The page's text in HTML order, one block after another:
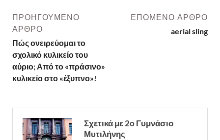
ΠΡΟΗΓΟΎΜΕΝΟ
ΆΡΘΡΟ
Πώς ονειρεύομαι το
σχολικό κυλικείο του
αύριο; Από το «πράσινο»
κυλικείο στο «έξυπνο»!
ΕΠΌΜΕΝΟ ΆΡΘΡΟ
aerial sling
Σχετικά με 2o Γυμνάσιο
Μυτιλήνης